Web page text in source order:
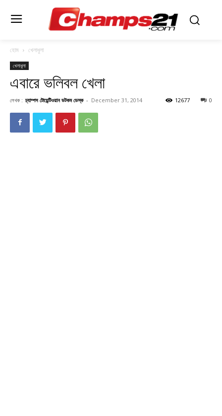
হোম খেলাধুলা
খেলাধুলা
এবারে ভলিবল খেলা
লেখক : চ্যাম্পস টোয়েন্টিওয়ান ডটকম ডেস্ক - December 31, 2014 0
12677